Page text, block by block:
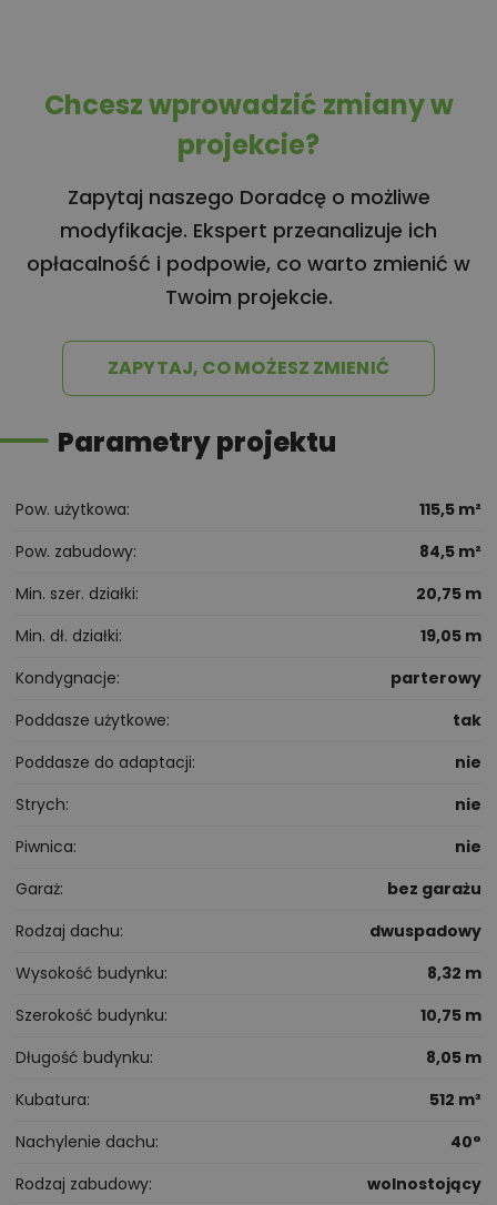
Chcesz wprowadzić zmiany w
projekcie?
Zapytaj naszego Doradcę o możliwe
modyfikacje. Ekspert przeanalizuje ich
opłacalność i podpowie, co warto zmienić w
Twoim projekcie.
ZAPYTAJ, CO MOŻESZ ZMIENIĆ
Parametry projektu
Pow. użytkowa
115,5 m²
Pow. zabudowy
84,5 m²
Min. szer. działki
20,75 m
Min. dł. działki
19,05 m
Kondygnacje
parterowy
Poddasze użytkowe
tak
Poddasze do adaptacji
nie
Strych
nie
Piwnica
nie
Garaż
bez garażu
Rodzaj dachu
dwuspadowy
Wysokość budynku
8,32 m
Szerokość budynku
10,75 m
Długość budynku
8,05 m
Kubatura
512 m³
Nachylenie dachu
40°
Rodzaj zabudowy
wolnostojący